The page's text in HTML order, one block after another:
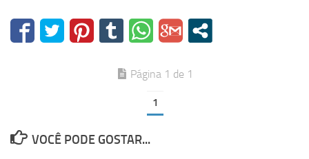
Página 1 de 1
1
VOCÊ PODE GOSTAR...